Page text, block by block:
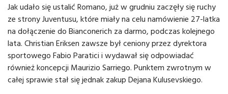
Jak udało się ustalić Romano, już w grudniu zaczęły się ruchy
ze strony Juventusu, które miały na celu namówienie 27-latka
na dołączenie do Bianconerich za darmo, podczas kolejnego
lata. Christian Eriksen zawsze był ceniony przez dyrektora
sportowego Fabio Paratici i wydawał się odpowiadać
również koncepcji Maurizio Sarriego. Punktem zwrotnym w
całej sprawie stał się jednak zakup Dejana Kulusevskiego.